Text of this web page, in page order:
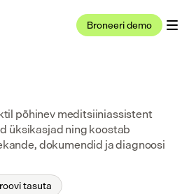
Broneeri demo
põhinev meditsiiniassistent
üksikasjad ning koostab
dokumendid ja diagnoosi
tasuta